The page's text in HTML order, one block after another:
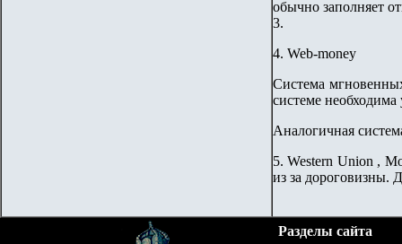
обычно заполняет
3.
4. Web-money
Система
системе
Аналогичная
5.Western Union ,
из за дороговизны.
Разделы сайта